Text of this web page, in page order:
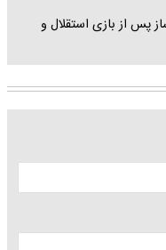
پس از بازی استقلال و